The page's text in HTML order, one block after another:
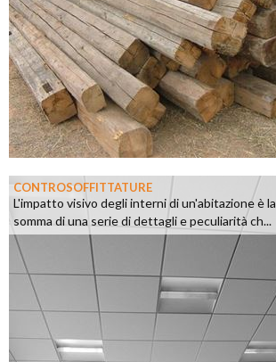
CONTROSOFFITTATURE
L'impatto visivo degli interni di un'abitazione è la
somma di una serie di dettagli e peculiarità ch...